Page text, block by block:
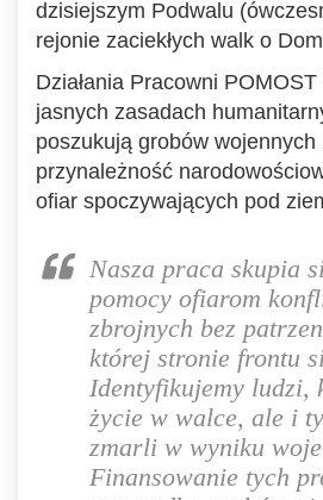
dzisiejszym Podwalu
rejonie zaciekłych walk o
Działania Pracowni
jasnych zasadach
poszukują grobów
przynależność
ofiar spoczywających pod
Nasza praca skupia
pomocy ofiarom
zbrojnych bez
której stronie frontu
Identyfikujemy ludzi,
życie w walce, ale i
zmarli w wyniku
Finansowanie tych